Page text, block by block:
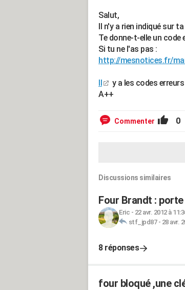
Salut,
Il n'y a rien indiqué sur
Te donne-t-elle un code
Si tu ne l'as pas :
http://mesnotices.fr/
Il
y a les codes
A++
Commenter 0
Discussions similaires
Four Brandt :
Eric - 22 avr. 2012 à
stf_jpd87- 28 avr.
8 réponses
four bloqué ,une